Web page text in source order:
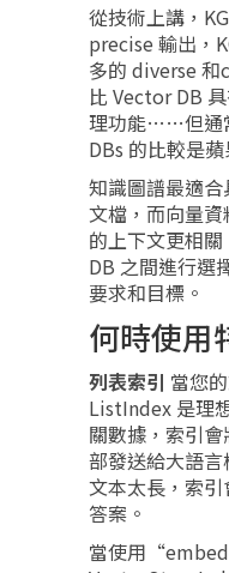
從技術上講，
precise 輸出，
多的 diverse
比 Vector DB
理功能……但通
DBs 的比較是
知識圖譜最適
文檔，而向量
的上下文更相
DB 之間進行選
要求和目標。
何時使用
列表索引 當您
ListIndex 是理
關數據，索引
部發送給大語
文本太長，索
答案。
當使用